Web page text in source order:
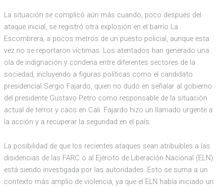
La situación se complicó aún más cuando, poco después del
ataque inicial, se registró otra explosión en el barrio La
Escombrera, a pocos metros de un puesto policial, aunque esta
vez no se reportaron víctimas. Los atentados han generado una
ola de indignación y condena entre diferentes sectores de la
sociedad, incluyendo a figuras políticas como el candidato
presidencial Sergio Fajardo, quien no dudó en señalar al gobierno
del presidente Gustavo Petro como responsable de la situación
actual de terror y caos en Cali. Fajardo hizo un llamado urgente a
la acción y a recuperar la seguridad en el país.
La posibilidad de que los recientes ataques sean atribuibles a las
disidencias de las FARC o al Ejército de Liberación Nacional (ELN)
está siendo investigada por las autoridades. Esto se suma a un
contexto más amplio de violencia, ya que el ELN había iniciado un